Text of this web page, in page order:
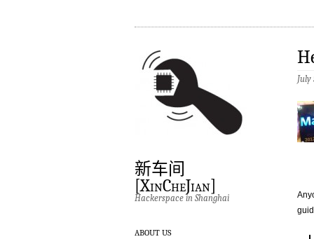
新车间
[XinCheJian]
Hackerspace in Shanghai
ABOUT US
July